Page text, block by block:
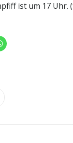
ist um 17 Uhr.